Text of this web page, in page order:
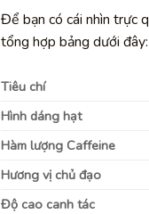
Để bạn có cái nhìn trực
tổng hợp bảng dưới đây:
Tiêu chí
Hình dáng hạt
Hàm lượng Caffeine
Hương vị chủ đạo
Độ cao canh tác